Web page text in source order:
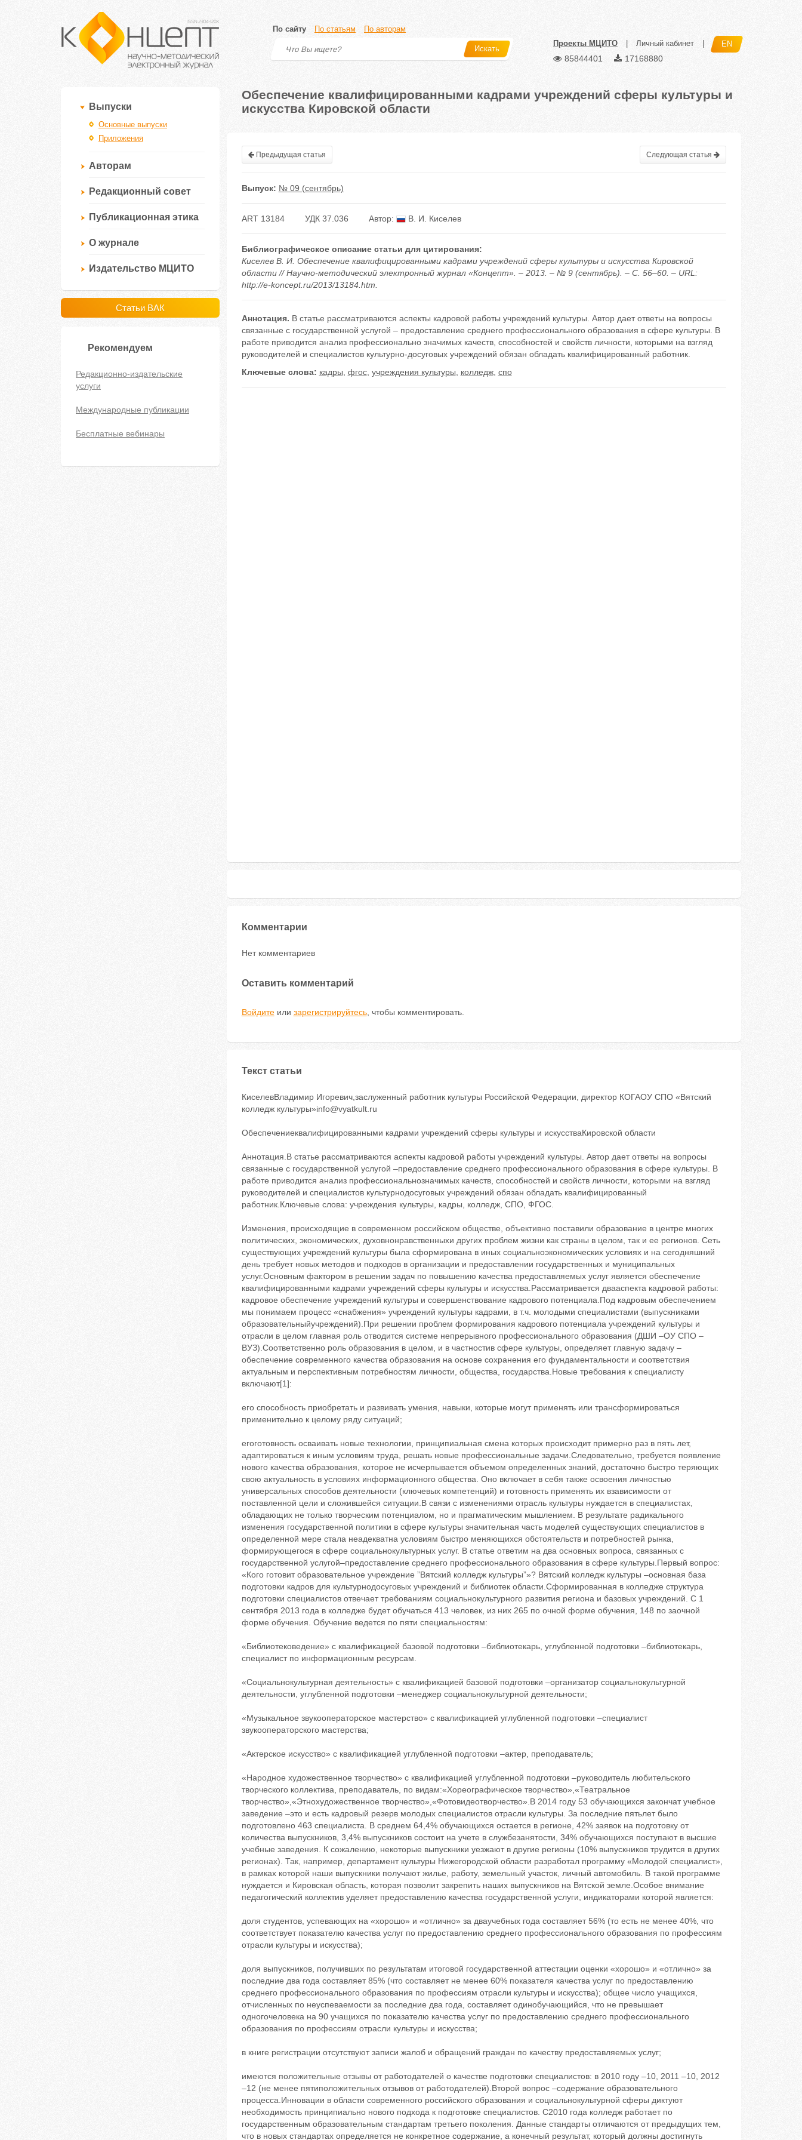
По сайту По статьям По авторам
Искать
Проекты МЦИТО Личный кабинет EN
85844401 17168880
Выпуски
Основные выпуски
Приложения
Авторам
Редакционный совет
Публикационная этика
О журнале
Издательство МЦИТО
Статьи ВАК
Рекомендуем
Редакционно-издательские
услуги
Международные публикации
Бесплатные вебинары
Обеспечение квалифицированными кадрами учреждений сферы культуры и
искусства Кировской области
Предыдущая статья Следующая статья
Выпуск: № 09 (сентябрь)
ART 13184 УДК 37.036 Автор: В. И. Киселев
Библиографическое описание статьи для цитирования:
Киселев В. И. Обеспечение квалифицированными кадрами учреждений сферы культуры и искусства Кировской
области // Научно-методический электронный журнал «Концепт». – 2013. – № 9 (сентябрь). – С. 56–60. – URL:
http://e-koncept.ru/2013/13184.htm.
Аннотация. В статье рассматриваются аспекты кадровой работы учреждений культуры. Автор дает ответы на вопросы
связанные с государственной услугой – предоставление среднего профессионального образования в сфере культуры. В
работе приводится анализ профессионально значимых качеств, способностей и свойств личности, которыми на взгляд
руководителей и специалистов культурно-досуговых учреждений обязан обладать квалифицированный работник.
Ключевые слова: кадры фгос, учреждения культуры колледж, спо
Комментарии
Нет комментариев
Оставить комментарий
Войдитеили зарегистрируйтесь, чтобы комментировать.
Текст статьи
КиселевВладимир Игоревич,заслуженный работник культуры Российской Федерации, директор КОГАОУ СПО «Вятский
колледж культуры»info@vyatkult.ru
Обеспечениеквалифицированными кадрами учреждений сферы культуры и искусстваКировской области
Аннотация.В статье рассматриваются аспекты кадровой работы учреждений культуры. Автор дает ответы на вопросы
связанные с государственной услугой –предоставление среднего профессионального образования в сфере культуры. В
работе приводится анализ профессиональнозначимых качеств, способностей и свойств личности, которыми на взгляд
руководителей и специалистов культурнодосуговых учреждений обязан обладать квалифицированный
работник.Ключевые слова: учреждения культуры, кадры, колледж, СПО, ФГОС.
Изменения, происходящие в современном российском обществе, объективно поставили образование в центре многих
политических, экономических, духовнонравственныхи других проблем жизни как страны в целом, так и ее регионов. Сеть
существующих учреждений культуры была сформирована в иных социальноэкономических условиях и на сегодняшний
день требует новых методов и подходов в организации и предоставлении государственных и муниципальных
услуг.Основным фактором в решении задач по повышению качества предоставляемых услуг является обеспечение
квалифицированными кадрами учреждений сферы культуры и искусства.Рассматривается двааспекта кадровой работы:
кадровое обеспечение учреждений культуры и совершенствование кадрового потенциала.Под кадровым обеспечением
мы понимаем процесс «снабжения» учреждений культуры кадрами, в т.ч. молодыми специалистами (выпускниками
образовательныйучреждений).При решении проблем формирования кадрового потенциала учреждений культуры и
отрасли в целом главная роль отводится системе непрерывного профессионального образования (ДШИ –ОУ СПО –
ВУЗ).Соответственно роль образования в целом, и в частностив сфере культуры, определяет главную задачу –
обеспечение современного качества образования на основе сохранения его фундаментальности и соответствия
актуальным и перспективным потребностям личности, общества, государства.Новые требования к специалисту
включают[1]:
его способность приобретать и развивать умения, навыки, которые могут применять или трансформироваться
применительно к целому ряду ситуаций;
егоготовность осваивать новые технологии, принципиальная смена которых происходит примерно раз в пять лет,
адаптироваться к иным условиям труда, решать новые профессиональные задачи.Следовательно, требуется появление
нового качества образования, которое не исчерпывается объемом определенных знаний, достаточно быстро теряющих
свою актуальность в условиях информационного общества. Оно включает в себя также освоения личностью
универсальных способов деятельности (ключевых компетенций) и готовность применять их взависимости от
поставленной цели и сложившейся ситуации.В связи с изменениями отрасль культуры нуждается в специалистах,
обладающих не только творческим потенциалом, но и прагматическим мышлением. В результате радикального
изменения государственной политики в сфере культуры значительная часть моделей существующих специалистов в
определенной мере стала неадекватна условиям быстро меняющихся обстоятельств и потребностей рынка,
формирующегося в сфере социальнокультурных услуг. В статье ответим на два основных вопроса, связанных с
государственной услугой–предоставление среднего профессионального образования в сфере культуры.Первый вопрос:
«Кого готовит образовательное учреждение ”Вятский колледж культуры”»? Вятский колледж культуры –основная база
подготовки кадров для культурнодосуговых учреждений и библиотек области.Сформированная в колледже структура
подготовки специалистов отвечает требованиям социальнокультурного развития региона и базовых учреждений. С 1
сентября 2013 года в колледже будет обучаться 413 человек, из них 265 по очной форме обучения, 148 по заочной
форме обучения. Обучение ведется по пяти специальностям:
«Библиотековедение» с квалификацией базовой подготовки –библиотекарь, углубленной подготовки –библиотекарь,
специалист по информационным ресурсам.
«Социальнокультурная деятельность» с квалификацией базовой подготовки –организатор социальнокультурной
деятельности, углубленной подготовки –менеджер социальнокультурной деятельности;
«Музыкальное звукооператорское мастерство» с квалификацией углубленной подготовки –специалист
звукооператорского мастерства;
«Актерское искусство» с квалификацией углубленной подготовки –актер, преподаватель;
«Народное художественное творчество» с квалификацией углубленной подготовки –руководитель любительского
творческого коллектива, преподаватель, по видам:«Хореографическое творчество»,«Театральное
творчество»,«Этнохудожественное творчество»,«Фотовидеотворчество».В 2014 году 53 обучающихся закончат учебное
заведение –это и есть кадровый резерв молодых специалистов отрасли культуры. За последние пятьлет было
подготовлено 463 специалиста. В среднем 64,4% обучающихся остается в регионе, 42% заявок на подготовку от
количества выпускников, 3,4% выпускников состоит на учете в службезанятости, 34% обучающихся поступают в высшие
учебные заведения. К сожалению, некоторые выпускники уезжают в другие регионы (10% выпускников трудится в других
регионах). Так, например, департамент культуры Нижегородской области разработал программу «Молодой специалист»,
в рамках которой наши выпускники получают жилье, работу, земельный участок, личный автомобиль. В такой программе
нуждается и Кировская область, которая позволит закрепить наших выпускников на Вятской земле.Особое внимание
педагогический коллектив уделяет предоставлению качества государственной услуги, индикаторами которой является:
доля студентов, успевающих на «хорошо» и «отлично» за дваучебных года составляет 56% (то есть не менее 40%, что
соответствует показателю качества услуг по предоставлению среднего профессионального образования по профессиям
отрасли культуры и искусства);
доля выпускников, получивших по результатам итоговой государственной аттестации оценки «хорошо» и «отлично» за
последние два года составляет 85% (что составляет не менее 60% показателя качества услуг по предоставлению
среднего профессионального образования по профессиям отрасли культуры и искусства); общее число учащихся,
отчисленных по неуспеваемости за последние два года, составляет одинобучающийся, что не превышает
одногочеловека на 90 учащихся по показателю качества услуг по предоставлению среднего профессионального
образования по профессиям отрасли культуры и искусства;
в книге регистрации отсутствуют записи жалоб и обращений граждан по качеству предоставляемых услуг;
имеются положительные отзывы от работодателей о качестве подготовки специалистов: в 2010 году –10, 2011 –10, 2012
–12 (не менее пятиположительных отзывов от работодателей).Второй вопрос –содержание образовательного
процесса.Инновации в области современного российского образования и социальнокультурной сферы диктуют
необходимость принципиально нового подхода к подготовке специалистов. С2010 года колледж работает по
государственным образовательным стандартам третьего поколения. Данные стандарты отличаются от предыдущих тем,
что в новых стандартах определяется не конкретное содержание, а конечный результат, который должны достигнуть